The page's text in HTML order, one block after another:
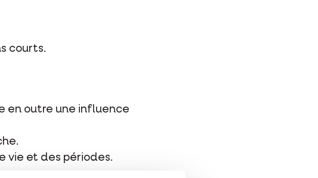
courts.
en outre une influence
vie et des périodes.